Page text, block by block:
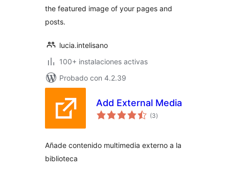
the featured image of your pages and
posts.
lucia.intelisano
100+ instalaciones activas
Probado con 4.2.39
Add External Media
(3valoraciones
en
)
Añade contenido multimedia externo a la
biblioteca